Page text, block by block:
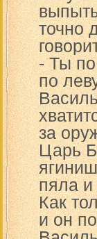
точно
- Ты по
по
за
Царь
пяла и
Как
и он